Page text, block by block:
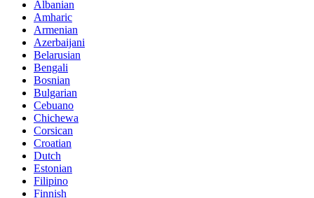
Albanian
Amharic
Armenian
Azerbaijani
Belarusian
Bengali
Bosnian
Bulgarian
Cebuano
Chichewa
Corsican
Croatian
Dutch
Estonian
Filipino
Finnish